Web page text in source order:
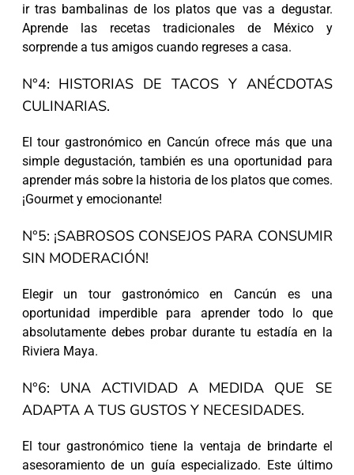
ir tras bambalinas de los platos que vas a degustar.
Aprende las recetas tradicionales de México y
sorprende a tus amigos cuando regreses a casa.
N°4: HISTORIAS DE TACOS Y ANÉCDOTAS
CULINARIAS.
El tour gastronómico en Cancún ofrece más que una
simple degustación, también es una oportunidad para
aprender más sobre la historia de los platos que comes.
¡Gourmet y emocionante!
N°5: ¡SABROSOS CONSEJOS PARA CONSUMIR
SIN MODERACIÓN!
Elegir un tour gastronómico en Cancún es una
oportunidad imperdible para aprender todo lo que
absolutamente debes probar durante tu estadía en la
Riviera Maya.
N°6: UNA ACTIVIDAD A MEDIDA QUE SE
ADAPTA A TUS GUSTOS Y NECESIDADES.
El tour gastronómico tiene la ventaja de brindarte el
asesoramiento de un guía especializado. Este último